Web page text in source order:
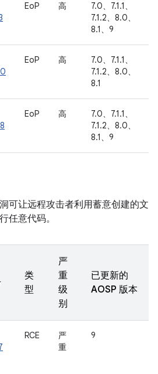
EoP 高
7.0、7.1.1、
7.1.2、8.0、
8.1、9
EoP 高
7.0、7.1.1、
7.1.2、8.0、
8.1
EoP 高
7.0、7.1.1、
7.1.2、8.0、
8.1、9
可让远程攻击者利用蓄意创建的文
任意代码。
类
型
严
重
级
别
已更新的
AOSP 版本
RCE
严
重
9